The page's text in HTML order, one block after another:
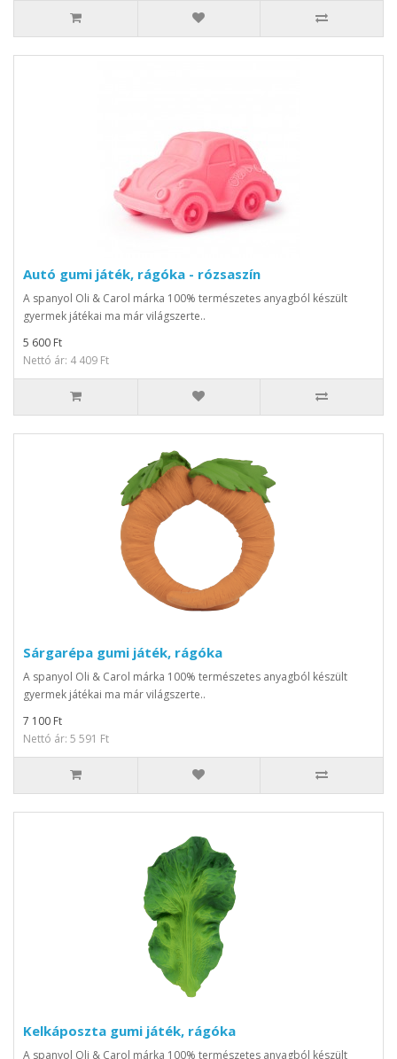
Autó gumi játék, rágóka - rózsaszín
A spanyol Oli & Carol márka 100% természetes anyagból készült
gyermek játékai ma már világszerte..
5 600 Ft
Nettó ár: 4 409 Ft
Sárgarépa gumi játék, rágóka
A spanyol Oli & Carol márka 100% természetes anyagból készült
gyermek játékai ma már világszerte..
7 100 Ft
Nettó ár: 5 591 Ft
Kelkáposzta gumi játék, rágóka
A spanyol Oli & Carol márka 100% természetes anyagból készült